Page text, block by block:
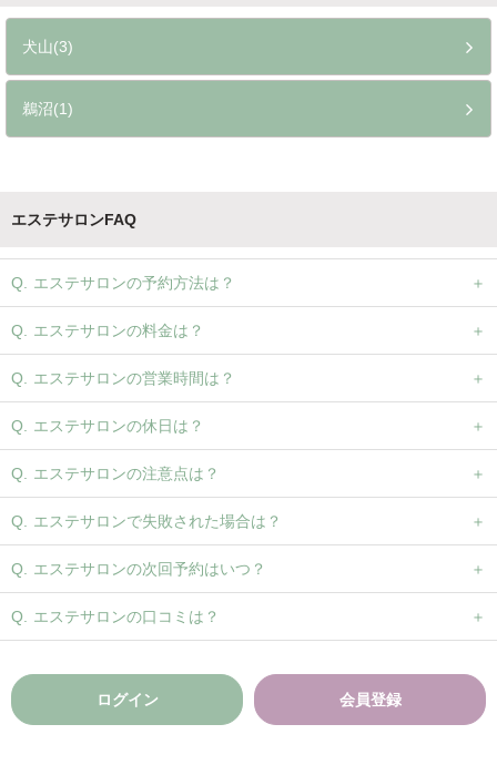
犬山(3)
鵜沼(1)
エステサロンFAQ
エステサロンの予約方法は？
エステサロンの料金は？
エステサロンの営業時間は？
エステサロンの休日は？
エステサロンの注意点は？
エステサロンで失敗された場合は？
エステサロンの次回予約はいつ？
エステサロンの口コミは？
ログイン 会員登録